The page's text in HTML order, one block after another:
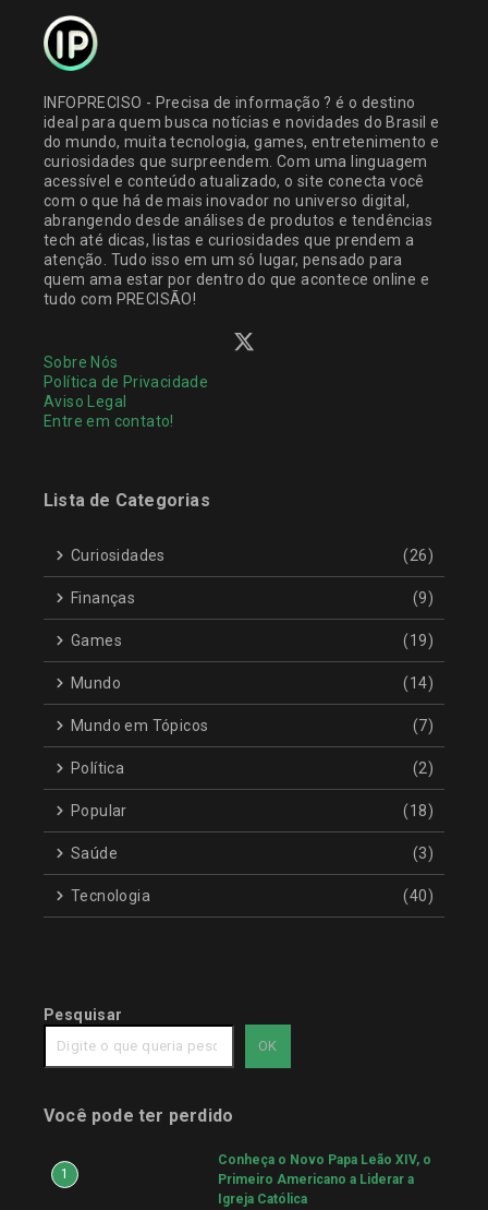
INFOPRECISO - Precisa de informação ? é o destino
ideal para quem busca notícias e novidades do Brasil e
do mundo, muita tecnologia, games, entretenimento e
curiosidades que surpreendem. Com uma linguagem
acessível e conteúdo atualizado, o site conecta você
com o que há de mais inovador no universo digital,
abrangendo desde análises de produtos e tendências
tech até dicas, listas e curiosidades que prendem a
atenção. Tudo isso em um só lugar, pensado para
quem ama estar por dentro do que acontece online e
tudo com PRECISÃO!
Sobre Nós
Política de Privacidade
Aviso Legal
Entre em contato!
Lista de Categorias
Curiosidades (26)
Finanças (9)
Games (19)
Mundo (14)
Mundo em Tópicos (7)
Política (2)
Popular (18)
Saúde (3)
Tecnologia (40)
Pesquisar
OK
Você pode ter perdido
1
Conheça o Novo Papa Leão XIV, o
Primeiro Americano a Liderar a
Igreja Católica